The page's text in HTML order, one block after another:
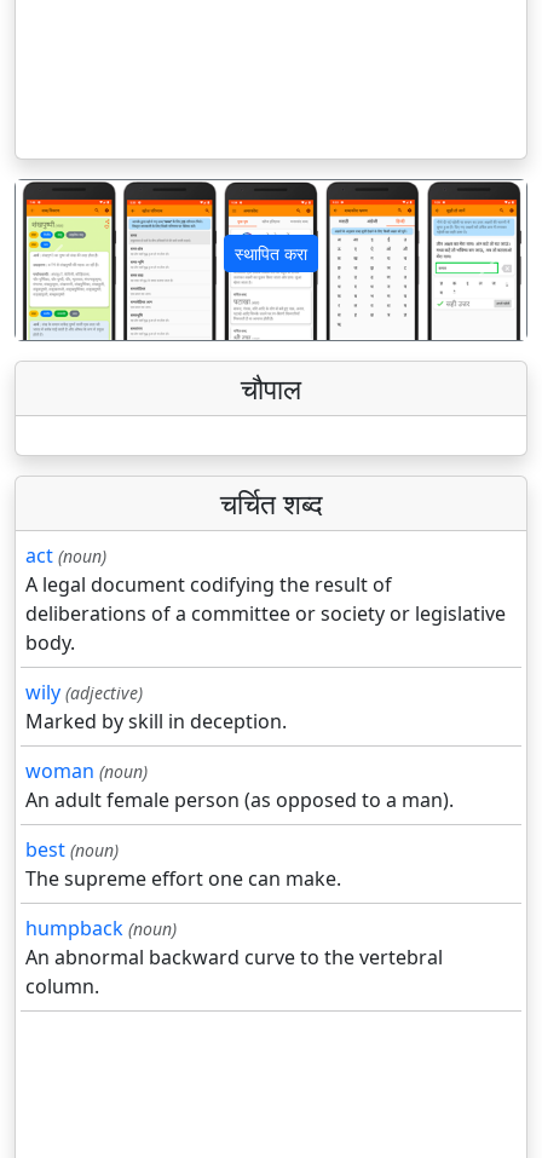
स्थापित करा
पिछला अगला
चौपाल
चर्चित शब्द
act (noun)
A legal document codifying the result of
deliberations of a committee or society or legislative
body.
wily (adjective)
Marked by skill in deception.
woman (noun)
An adult female person (as opposed to a man).
best (noun)
The supreme effort one can make.
humpback (noun)
An abnormal backward curve to the vertebral
column.